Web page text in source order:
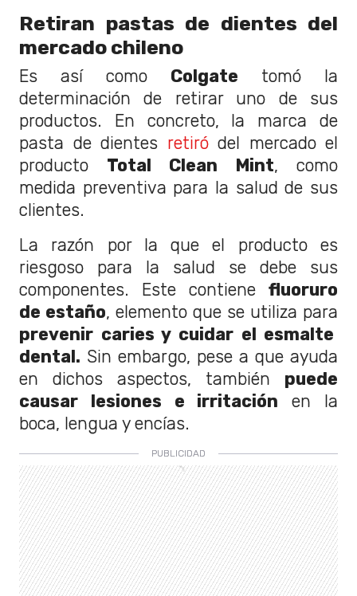
Retiran pastas de dientes del
mercado chileno
Es así como Colgate tomó la
determinación de retirar uno de sus
productos. En concreto, la marca de
pasta de dientes retiródel mercado el
producto Total Clean Mint, como
medida preventiva para la salud de sus
clientes.
La razón por la que el producto es
riesgoso para la salud se debe sus
componentes. Este contiene fluoruro
de estaño, elemento que se utiliza para
prevenir caries y cuidar el esmalte
dental. Sin embargo, pese a que ayuda
en dichos aspectos, también puede
causar lesiones e irritación en la
boca, lengua y encías.